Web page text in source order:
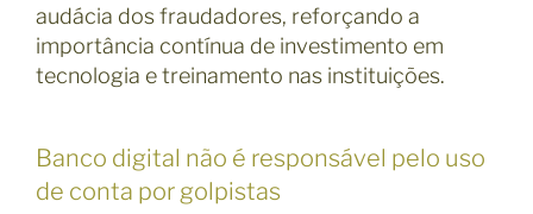
audácia dos fraudadores, reforçando a
importância contínua de investimento em
tecnologia e treinamento nas instituições.
Banco digital não é responsável pelo uso
de conta por golpistas